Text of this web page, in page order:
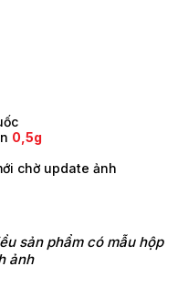
0,5g
chờ update ảnh
sản phẩm có mẫu hộp
ảnh